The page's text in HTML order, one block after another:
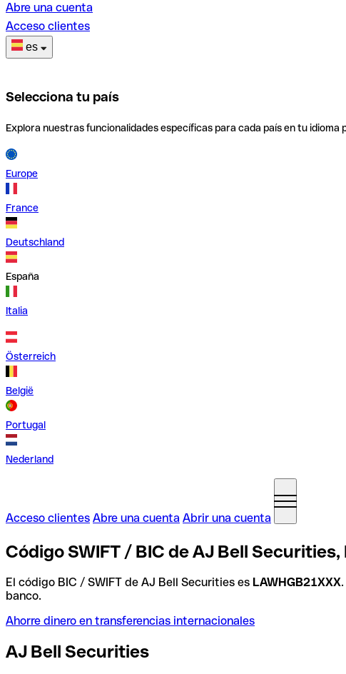
Abre una cuenta
Acceso clientes
es
Selecciona tu país
Explora nuestras funcionalidades específicas para cada país en tu idioma
Europe
France
Deutschland
España
Italia
Österreich
België
Portugal
Nederland
Acceso clientes Abre una cuenta Abrir una cuenta
Código SWIFT / BIC de AJ Bell Securities,
El código BIC / SWIFT de AJ Bell Securities es LAWHGB21XXX
banco.
Ahorre dinero en transferencias internacionales
AJ Bell Securities